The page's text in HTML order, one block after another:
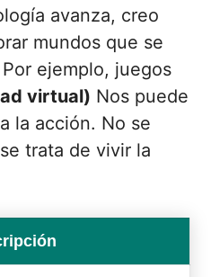
avanza, creo
mundos que se
ejemplo, juegos
virtual) Nos puede
la acción. No se
trata de vivir la